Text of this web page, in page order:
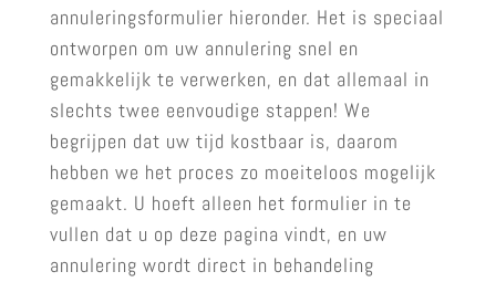
annuleringsformulier hieronder. Het is speciaal
ontworpen om uw annulering snel en
gemakkelijk te verwerken, en dat allemaal in
slechts twee eenvoudige stappen! We
begrijpen dat uw tijd kostbaar is, daarom
hebben we het proces zo moeiteloos mogelijk
gemaakt. U hoeft alleen het formulier in te
vullen dat u op deze pagina vindt, en uw
annulering wordt direct in behandeling